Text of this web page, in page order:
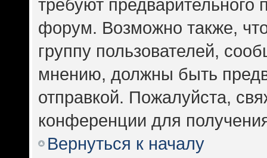
требуют предварительного
форум. Возможно также,
группу пользователей,
мнению, должны быть
отправкой. Пожалуйста,
конференции для
Вернуться к началу